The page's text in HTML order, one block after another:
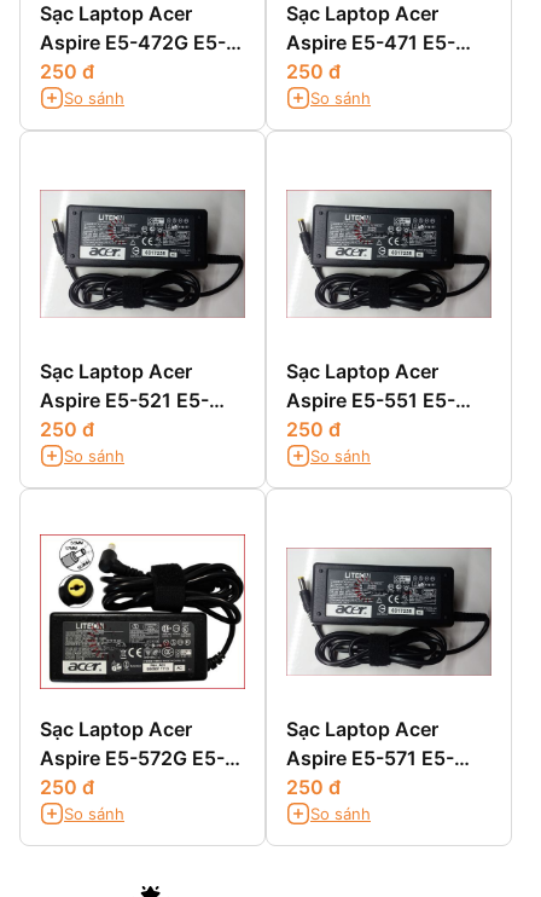
Sạc Laptop Acer
Aspire E5-472G E5-
511 E5-511G E5-511P
250 đ
So sánh
Sạc Laptop Acer
Aspire E5-471 E5-
471G E5-471P E5-
471PG
250 đ
So sánh
Sạc Laptop Acer
Aspire E5-521 E5-
521G E5-531 E5-531G
250 đ
So sánh
Sạc Laptop Acer
Aspire E5-551 E5-
551G
250 đ
So sánh
Sạc Laptop Acer
Aspire E5-572G E5-
721 E5-731 E5-731G
250 đ
So sánh
Sạc Laptop Acer
Aspire E5-571 E5-
571G E5-571PG
250 đ
So sánh